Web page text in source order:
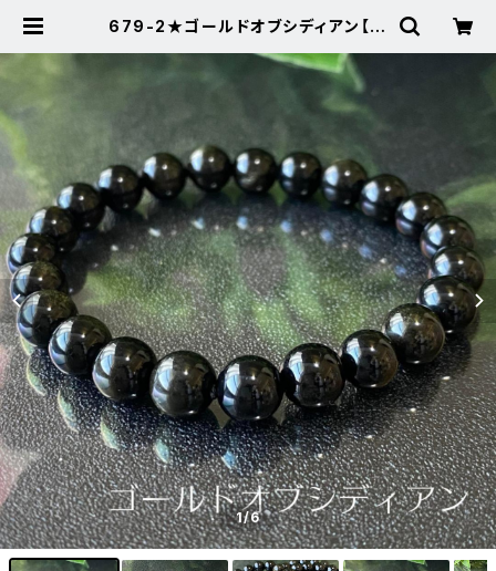
679-2★ゴールドオブシディアン【一
ーン新品 | Noah's Stone ～パワ
ーストーン・天然石SHOP～
1/6